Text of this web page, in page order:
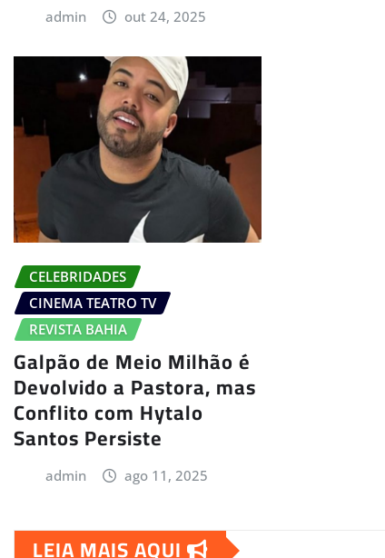
admin out 24, 2025
CELEBRIDADES
CINEMA TEATRO TV
REVISTA BAHIA
Galpão de Meio Milhão é
Devolvido a Pastora, mas
Conflito com Hytalo
Santos Persiste
admin ago 11, 2025
LEIA MAIS AQUI